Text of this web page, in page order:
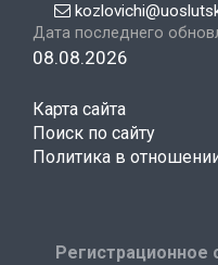
Дата последнего
08.08.2026
Карта сайта
Поиск по сайту
Политика в
Регистрационное